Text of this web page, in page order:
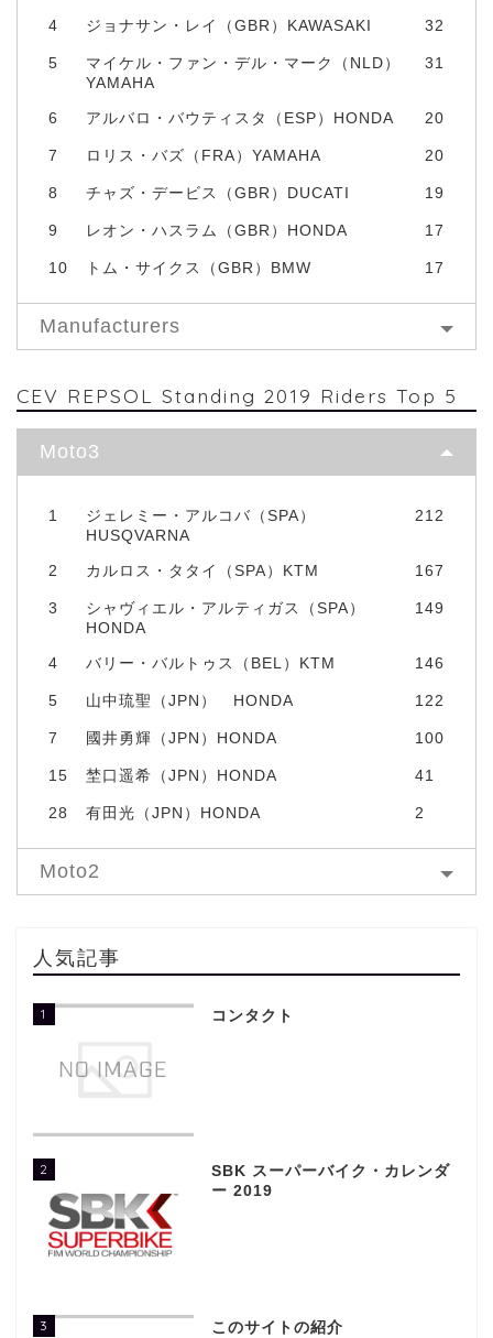
4 ジョナサン・レイ（GBR）KAWASAKI 32
5
マイケル・ファン・デル・マーク（NLD）
YAMAHA
31
6 アルバロ・バウティスタ（ESP）HONDA 20
7 ロリス・バズ（FRA）YAMAHA 20
8 チャズ・デービス（GBR）DUCATI 19
9 レオン・ハスラム（GBR）HONDA 17
10 トム・サイクス（GBR）BMW 17
Manufacturers
CEV REPSOL Standing 2019 Riders Top 5
Moto3
1
ジェレミー・アルコバ（SPA）
HUSQVARNA
212
2 カルロス・タタイ（SPA）KTM 167
3
シャヴィエル・アルティガス（SPA）
HONDA
149
4 バリー・バルトゥス（BEL）KTM 146
5 山中琉聖（JPN） HONDA 122
7 國井勇輝（JPN）HONDA 100
15 埜口遥希（JPN）HONDA 41
28 有田光（JPN）HONDA 2
Moto2
人気記事
1 コンタクト
2
SBK スーパーバイク・カレンダ
ー 2019
3 このサイトの紹介